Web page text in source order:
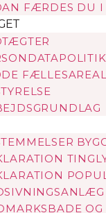
FÆRDES DU I
OG